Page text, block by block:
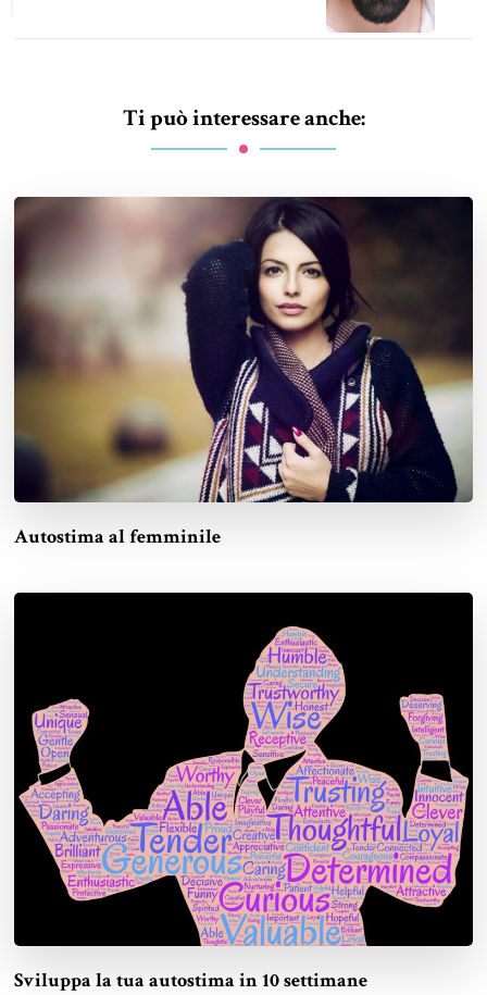
Ti può interessare anche:
Autostima al femminile
Sviluppa la tua autostima in 10 settimane